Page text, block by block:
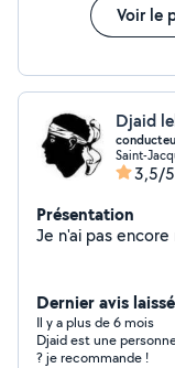
Voir le
Djaid
Saint-
3,5/5
Présentation
Dernier avis
Il y a plus de 6 mois
Djaid est une personne très
? je recommande !